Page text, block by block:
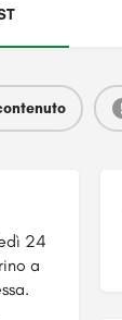
24
a
.